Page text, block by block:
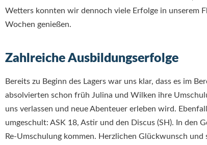
Wetters konnten wir dennoch viele Erfolge in unserem
Wochen genießen.
Zahlreiche Ausbildungserfolge
Bereits zu Beginn des Lagers war uns klar, dass es im
absolvierten schon früh Julina und Wilken ihre
uns verlassen und neue Abenteuer erleben wird.
umgeschult: ASK 18, Astir und den Discus (SH). In den
Re-Umschulung kommen. Herzlichen Glückwunsch